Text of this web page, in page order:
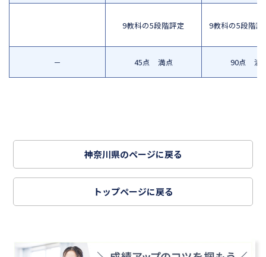
－
9教科の5段階評定
45点 満点
9教科の5段階評
90点 満
神奈川県のページに戻る
トップページに戻る